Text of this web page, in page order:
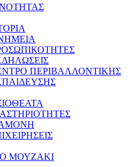
ΠΕΡΙΒΑΛΛΟΝΤΙΚΗΣ
ΜΟΥΖΑΚΙ